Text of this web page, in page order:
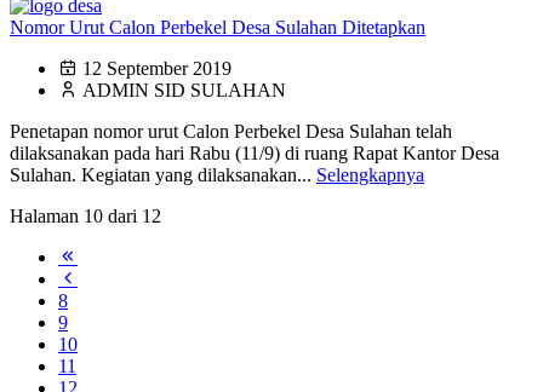
Nomor Urut Calon Perbekel Desa Sulahan Ditetapkan
12 September 2019
ADMIN SID SULAHAN
Penetapan nomor urut Calon Perbekel Desa Sulahan telah
dilaksanakan pada hari Rabu (11/9) di ruang Rapat Kantor Desa
Sulahan. Kegiatan yang dilaksanakan... Selengkapnya
Halaman 10 dari 12
8
9
10
11